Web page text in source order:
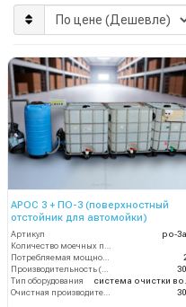
АРОС 3 + ПО-3 (поверхностный
отстойник для автомойки)
Артикул
po-
Тип оборудования